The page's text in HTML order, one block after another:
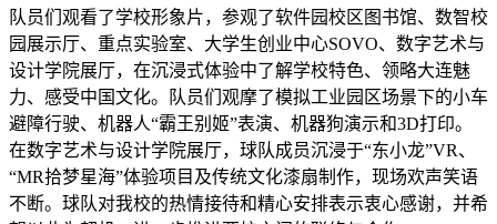
队员们观看了学校形象片，参观了软件园校区图书馆、数智校
园展示厅、重点实验室、大学生创业中心SOVO、数字艺术与
设计学院展厅，在沉浸式体验中了解学校特色、领略大连魅
力、感受中国文化。队员们观摩了模拟工业园区场景下的小车
避障行驶、机器人“霸王别姬”表演、机器狗演示和3D打印。
在数字艺术与设计学院展厅，球队成员沉浸于“东小龙”VR、
“MR拾梦星海”体验项目及传统文化漆扇制作，现场欢声笑语
不断。球队对我校的热情接待和精心安排表示衷心感谢，并希